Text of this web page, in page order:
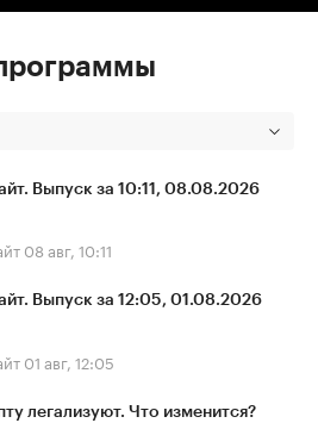
Выпуск за 10:11, 08.08.2026
08 авг, 10:11
Выпуск за 12:05, 01.08.2026
01 авг, 12:05
легализуют. Что изменится?